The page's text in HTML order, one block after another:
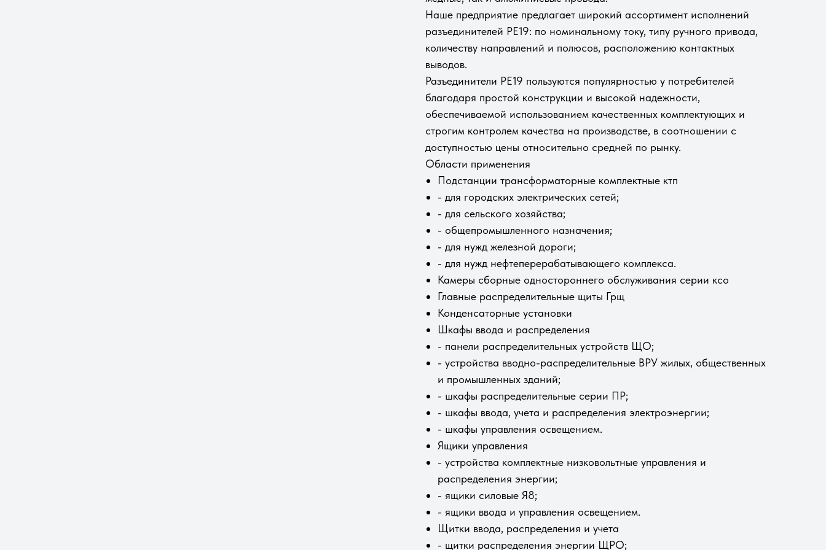
Наше предприятие предлагает широкий ассортимент исполнений
разъединителей РЕ19: по номинальному току, типу ручного привода,
количеству направлений и полюсов, расположению контактных
выводов.
Разъединители РЕ19 пользуются популярностью у потребителей
благодаря простой конструкции и высокой надежности,
обеспечиваемой использованием качественных комплектующих и
строгим контролем качества на производстве, в соотношении с
доступностью цены относительно средней по рынку.
Области применения
Подстанции трансформаторные комплектные ктп
- для городских электрических сетей;
- для сельского хозяйства;
- общепромышленного назначения;
- для нужд железной дороги;
- для нужд нефтеперерабатывающего комплекса.
Камеры сборные одностороннего обслуживания серии ксо
Главные распределительные щиты Грщ
Конденсаторные установки
Шкафы ввода и распределения
- панели распределительных устройств ЩО;
- устройства вводно-распределительные ВРУ жилых, общественных
и промышленных зданий;
- шкафы распределительные серии ПР;
- шкафы ввода, учета и распределения электроэнергии;
- шкафы управления освещением.
Ящики управления
- устройства комплектные низковольтные управления и
распределения энергии;
- ящики силовые Я8;
- ящики ввода и управления освещением.
Щитки ввода, распределения и учета
- щитки раcпределения энергии ЩРО;